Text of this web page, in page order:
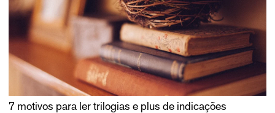
7 motivos para ler trilogias e plus de indicações